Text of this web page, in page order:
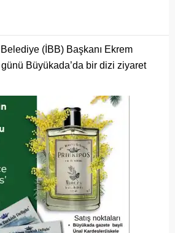
(İBB) Başkanı Ekrem
Büyükada’da bir dizi ziyaret